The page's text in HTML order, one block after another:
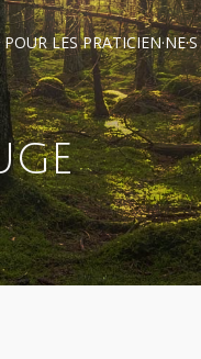
POUR LES PRATICIEN·NE·S